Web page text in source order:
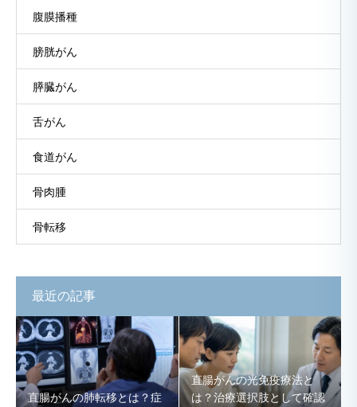
腹膜播種
膀胱がん
膵臓がん
舌がん
食道がん
骨肉腫
骨転移
最近の記事
直腸がんの肺転移とは？症
直腸がんの光免疫療法と
は？治療選択肢として確認